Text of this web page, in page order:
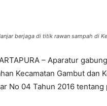
berjaga di titik rawan sampah di
– Aparatur
Kecamatan Gambut dan
No 04 Tahun 2016 tentang